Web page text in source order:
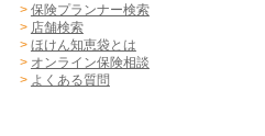
> 保険プランナー検索
> 店舗検索
> ほけん知恵袋とは
> オンライン保険相談
> よくある質問